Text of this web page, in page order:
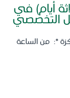
أيام) في
التخصصي
*: من الساعة